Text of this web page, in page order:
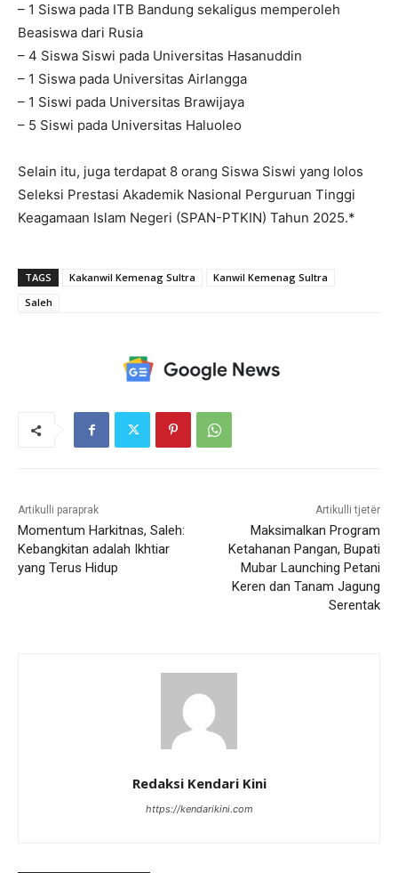
– 1 Siswa pada ITB Bandung sekaligus memperoleh
Beasiswa dari Rusia
– 4 Siswa Siswi pada Universitas Hasanuddin
– 1 Siswa pada Universitas Airlangga
– 1 Siswi pada Universitas Brawijaya
– 5 Siswi pada Universitas Haluoleo
Selain itu, juga terdapat 8 orang Siswa Siswi yang lolos
Seleksi Prestasi Akademik Nasional Perguruan Tinggi
Keagamaan Islam Negeri (SPAN-PTKIN) Tahun 2025.*
TAGS Kakanwil Kemenag Sultra
Kanwil Kemenag Sultra
Saleh
Artikulli paraprak
Momentum Harkitnas, Saleh:
Kebangkitan adalah Ikhtiar
yang Terus Hidup
Artikulli tjetër
Maksimalkan Program
Ketahanan Pangan, Bupati
Mubar Launching Petani
Keren dan Tanam Jagung
Serentak
Redaksi Kendari Kini
https://kendarikini.com